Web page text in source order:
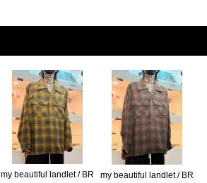
my beautiful landlet / BR
my beautiful landlet / BR